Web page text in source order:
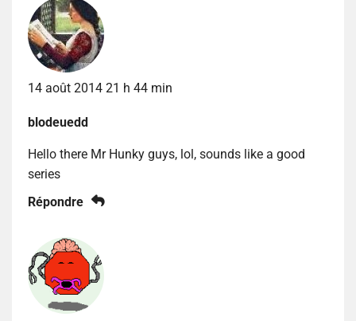
14 août 2014 21 h 44 min
blodeuedd
Hello there Mr Hunky guys, lol, sounds like a good
series
Répondre